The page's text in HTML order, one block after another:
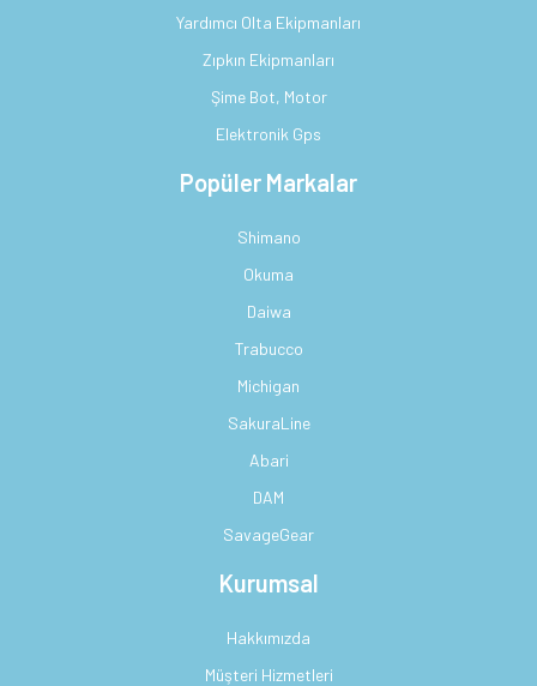
Yardımcı Olta Ekipmanları
Zıpkın Ekipmanları
Şime Bot, Motor
Elektronik Gps
Popüler Markalar
Shimano
Okuma
Daiwa
Trabucco
Michigan
SakuraLine
Abari
DAM
SavageGear
Kurumsal
Hakkımızda
Müşteri Hizmetleri